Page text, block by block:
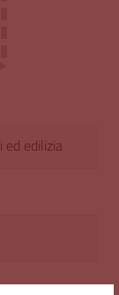
ed edilizia